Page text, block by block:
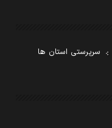
سرپرستی استان ها